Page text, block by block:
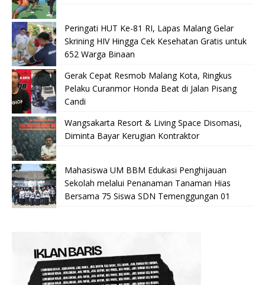
Peringati HUT Ke-81 RI, Lapas Malang Gelar
Skrining HIV Hingga Cek Kesehatan Gratis untuk
652 Warga Binaan
Gerak Cepat Resmob Malang Kota, Ringkus
Pelaku Curanmor Honda Beat di Jalan Pisang
Candi
Wangsakarta Resort & Living Space Disomasi,
Diminta Bayar Kerugian Kontraktor
Mahasiswa UM BBM Edukasi Penghijauan
Sekolah melalui Penanaman Tanaman Hias
Bersama 75 Siswa SDN Temenggungan 01